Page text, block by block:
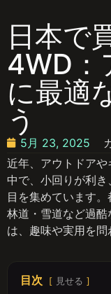
日本で
4WD：
に最適
う
5月 23, 2025
近年、アウトドア
中で、小回りが利
目を集めています
林道・雪道など過
は、趣味や実用を問
目次 見せる